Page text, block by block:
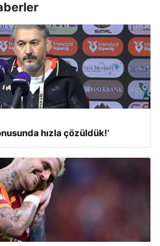
hızla çözüldük!’